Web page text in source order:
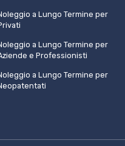
a Lungo Termine per
a Lungo Termine per
e Professionisti
a Lungo Termine per